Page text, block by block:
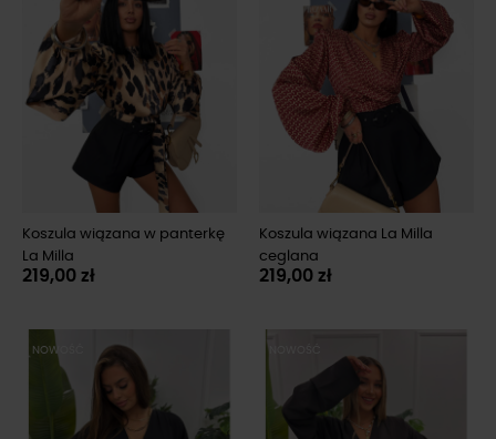
Koszula wiązana w panterkę
La Milla
219,00 zł
Koszula wiązana La Milla
ceglana
219,00 zł
NOWOŚĆ